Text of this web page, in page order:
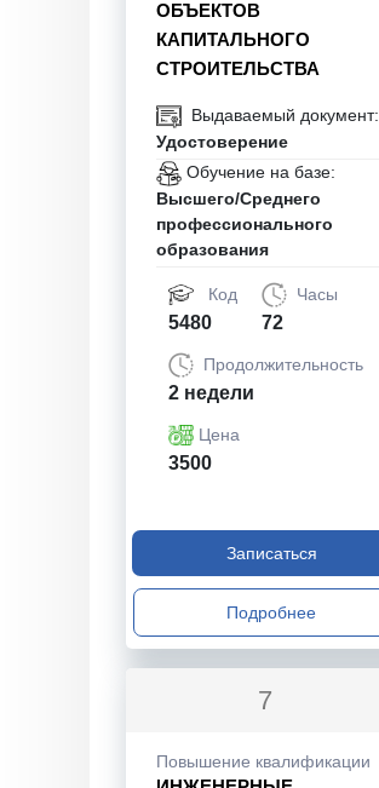
ОБЪЕКТОВ
КАПИТАЛЬНОГО
СТРОИТЕЛЬСТВА
Выдаваемый документ:
Удостоверение
Обучение на базе:
Высшего/Среднего
профессионального
образования
Код
5480
Часы
72
Продолжительность
2 недели
Цена
3500
Записаться
Подробнее
7
Повышение квалификации